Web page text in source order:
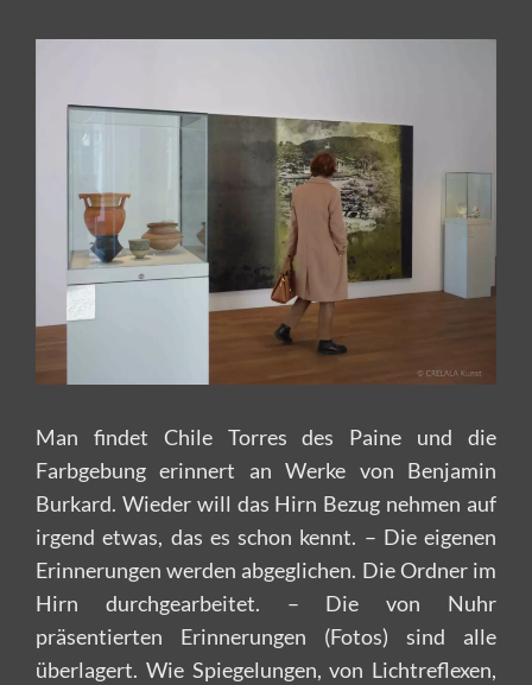
Man findet Chile Torres des Paine und die
Farbgebung erinnert an Werke von Benjamin
Burkard. Wieder will das Hirn Bezug nehmen auf
irgend etwas, das es schon kennt. – Die eigenen
Erinnerungen werden abgeglichen. Die Ordner im
Hirn durchgearbeitet. – Die von Nuhr
präsentierten Erinnerungen (Fotos) sind alle
überlagert. Wie Spiegelungen, von Lichtreflexen,